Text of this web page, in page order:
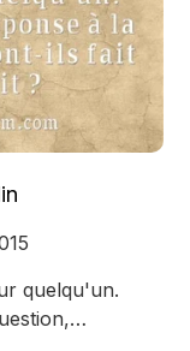
quelqu'un.